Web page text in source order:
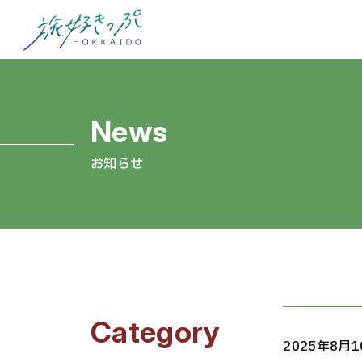
お知らせ
2025年8月
Category